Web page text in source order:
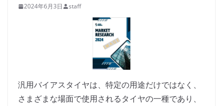
2024年6月3日 staff
汎用バイアスタイヤは、特定の用途だけではなく、
さまざまな場面で使用されるタイヤの一種であり、